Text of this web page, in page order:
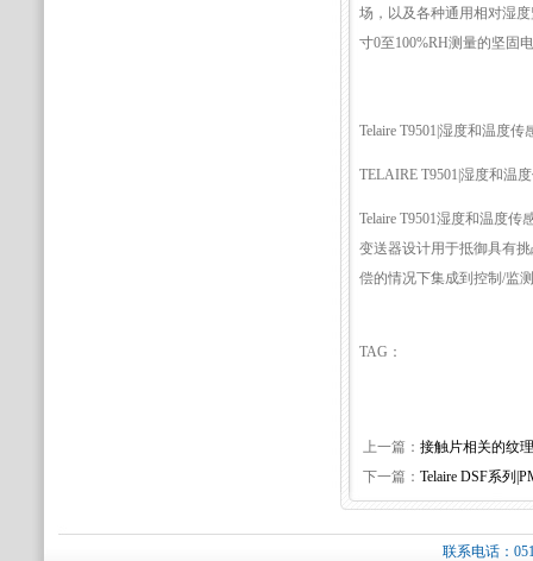
场，以及各种通用相对湿
寸0至100%RH测量的坚固
Telaire T9501|湿度和温度传
TELAIRE T9501|湿度和温
Telaire T9501湿度和温度
变送器设计用于抵御具有
偿的情况下集成到控制/监
TAG：
上一篇： 接触片相关的纹理
下一篇： Telaire DSF系列
联系电话：